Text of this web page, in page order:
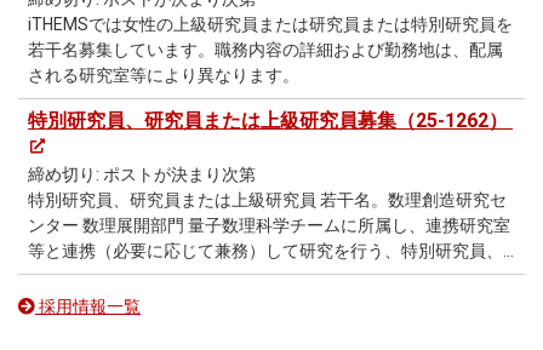
iTHEMSでは女性の上級研究員または研究員または特別研究員を
若干名募集しています。職務内容の詳細および勤務地は、配属
される研究室等により異なります。
特別研究員、研究員または上級研究員募集（25-1262）
締め切り: ポストが決まり次第
特別研究員、研究員または上級研究員 若干名。数理創造研究セ
ンター 数理展開部門 量子数理科学チームに所属し、連携研究室
等と連携（必要に応じて兼務）して研究を行う、特別研究員、
研究員または上級研究員を若干名募集しています。
採用情報一覧